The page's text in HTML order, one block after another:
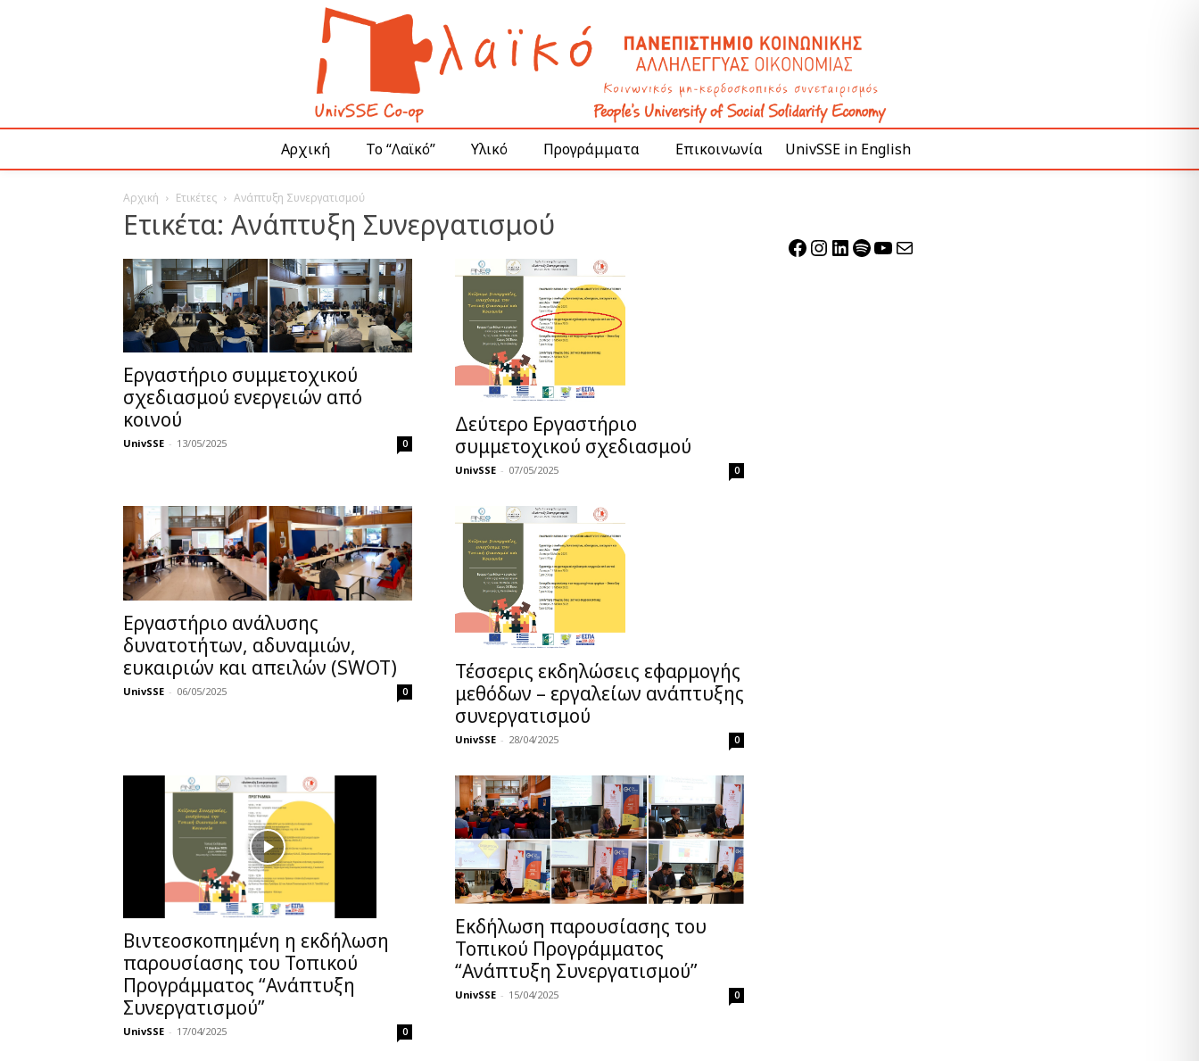
Αρχική Το “Λαϊκό” Υλικό Προγράμματα Επικοινωνία UnivSSE in English
Αρχική Ετικέτες Ανάπτυξη Συνεργατισμού
Ετικέτα: Ανάπτυξη Συνεργατισμού
Εργαστήριο συμμετοχικού
σχεδιασμού ενεργειών από
κοινού
UnivSSE - 13/05/2025 0
Δεύτερο Εργαστήριο
συμμετοχικού σχεδιασμού
UnivSSE - 07/05/2025 0
Εργαστήριο ανάλυσης
δυνατοτήτων, αδυναμιών,
ευκαιριών και απειλών (SWOT)
UnivSSE - 06/05/2025 0
Τέσσερις εκδηλώσεις εφαρμογής
μεθόδων – εργαλείων ανάπτυξης
συνεργατισμού
UnivSSE - 28/04/2025 0
Βιντεοσκοπημένη η εκδήλωση
παρουσίασης του Τοπικού
Προγράμματος “Ανάπτυξη
Συνεργατισμού”
UnivSSE - 17/04/2025 0
Εκδήλωση παρουσίασης του
Τοπικού Προγράμματος
“Ανάπτυξη Συνεργατισμού”
UnivSSE - 15/04/2025 0
Facebook
Instagram
Linkedin
Spotify
YouTube
Mail